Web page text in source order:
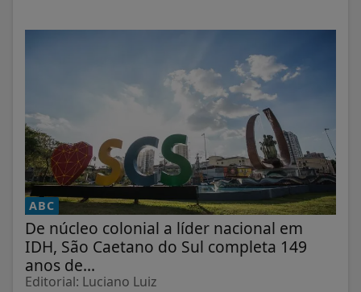
ABC
De núcleo colonial a líder nacional em
IDH, São Caetano do Sul completa 149
anos de...
Editorial: Luciano Luiz